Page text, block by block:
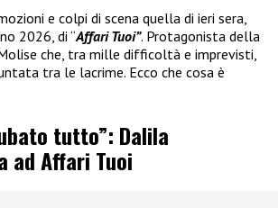
e colpi di scena quella di ieri sera,
2026, di “Affari Tuoi”. Protagonista della
che, tra mille difficoltà e imprevisti,
tra le lacrime. Ecco che cosa è
tutto”: Dalila
ad Affari Tuoi